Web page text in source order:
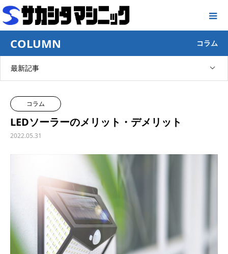
COLUMN コラム
最新記事
コラム
LEDソーラーのメリット・デメリット
2022.05.31